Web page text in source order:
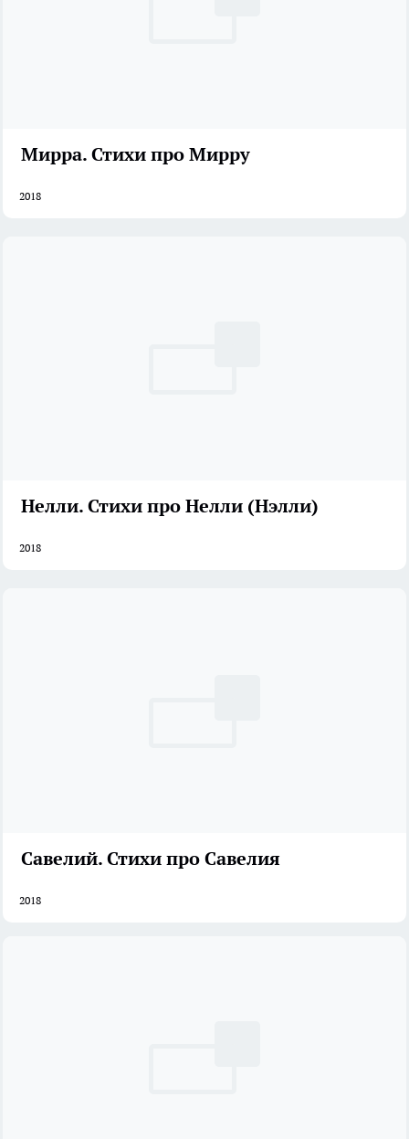
Мирра. Стихи про Мирру
2018
Нелли. Стихи про Нелли (Нэлли)
2018
Савелий. Стихи про Савелия
2018